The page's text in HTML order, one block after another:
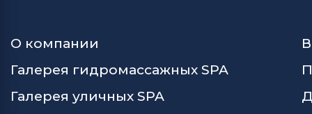
О компании
Галерея гидромассажных SPA
Галерея уличных SPA